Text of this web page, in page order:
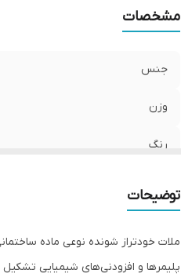
مشخصات
جنس
وزن
رنگ
توضیحات
ملات خودتراز شونده نوعی ماده
پلیمرها و افزودنی‌های شیمیایی